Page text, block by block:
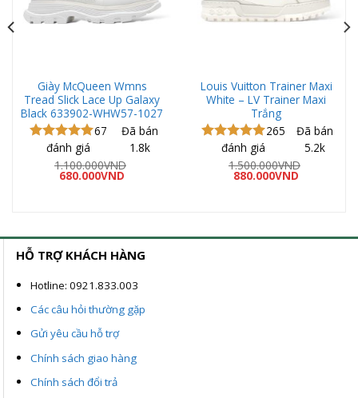
Giày McQueen Wmns
Tread Slick Lace Up Galaxy
Black 633902-WHW57-1027
Được xếp
hạng 5.00
67
đánh giá
Đã bán
1.8k
1.100.000VND
Giá
gốc
680.000VND
Louis Vuitton Trainer Maxi
White – LV Trainer Maxi
Trắng
Được xếp
hạng 5.00
265
đánh giá
Đã bán
5.2k
1.500.000VND
Giá
gốc
880.000VND
HỖ TRỢ KHÁCH HÀNG
Hotline: 0921.833.003
Các câu hỏi thường gặp
Gửi yêu cầu hỗ trợ
Chính sách giao hàng
Chính sách đổi trả